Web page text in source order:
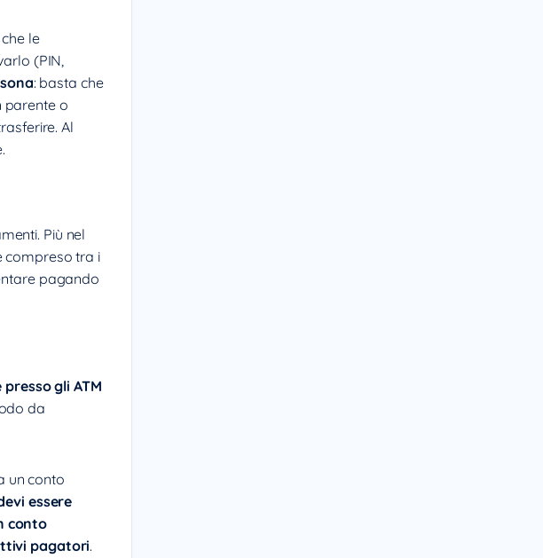
le
(PIN,
: basta che
parente o
Al
Più nel
compreso tra i
pagando
gli ATM
da
un conto
essere
conto
pagatori.